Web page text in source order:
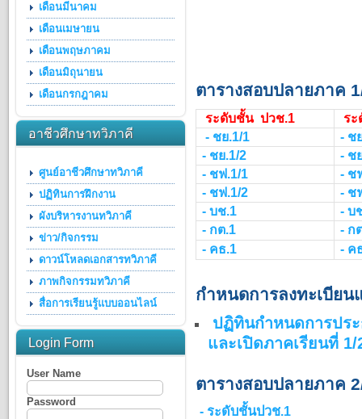
เดือนมีนาคม
เดือนเมษายน
เดือนพฤษภาคม
เดือนมิถุนายน
เดือนกรกฎาคม
อาชีวศึกษาทวิภาคี
ศูนย์อาชีวศึกษาทวิภาคี
ปฏิทินการฝึกงาน
ผังบริหารงานทวิภาคี
ข่าว/กิจกรรม
ดาวน์โหลดเอกสารทวิภาคี
ภาพกิจกรรมทวิภาคี
สื่อการเรียนรู้แบบออนไลน์
Login Form
User Name
Password
ตารางสอบปลายภาค
ระดับชั้น ปวช.1
ร
- ชย.1/1
- ช
- ชย.1/2
- ช
- ชฟ.1/1
- ช
- ชฟ.1/2
- ช
- บช.1
- บ
- กต.1
- ก
- คธ.1
- ค
กำหนดการลงทะเบียน
ปฏิทินกำหนดการประ
และเปิดภาคเรียนที่ 1/
ตารางสอบปลายภาค
- ระดับชั้นปวช.1